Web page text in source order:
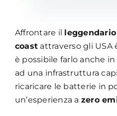
Affrontare il
coast attraverso gli USA
è possibile farlo anche in
ad una infrastruttura
ricaricare le batterie in
un’esperienza a zero